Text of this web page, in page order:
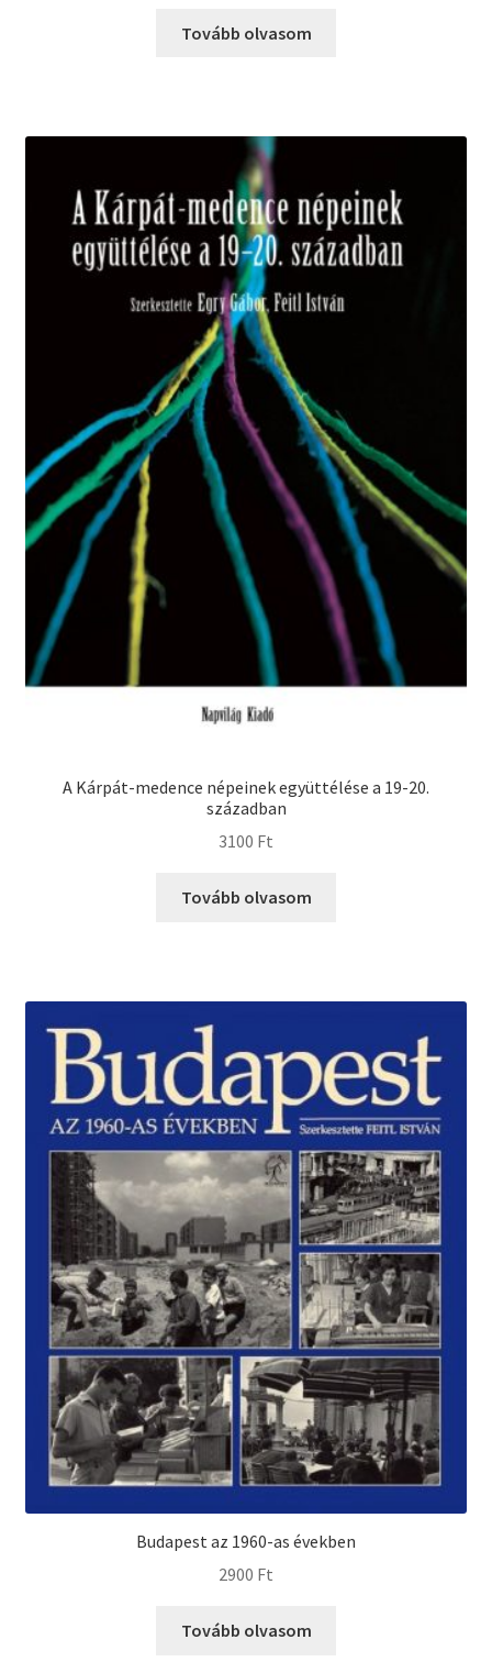
Tovább olvasom
A Kárpát-medence népeinek együttélése a 19-20.
században
3100 Ft
Tovább olvasom
Budapest az 1960-as években
2900 Ft
Tovább olvasom